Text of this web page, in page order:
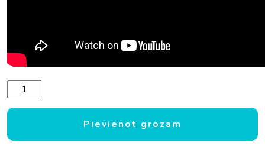
Spinera Performance SUP drošības pavada daudzums
Pievienot grozam